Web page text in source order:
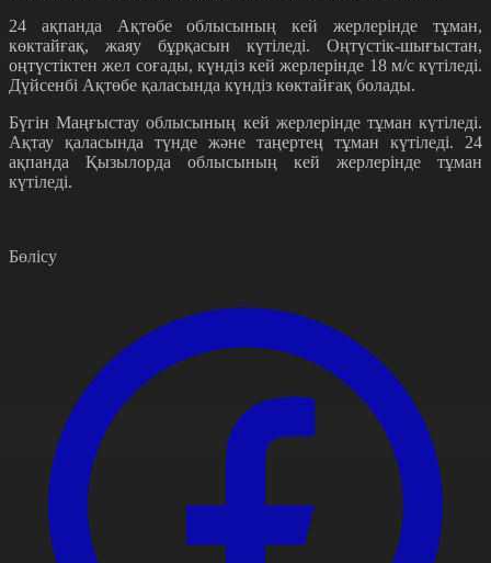
24 ақпанда Ақтөбе облысының кей жерлерінде тұман,
көктайғақ, жаяу бұрқасын күтіледі. Оңтүстік-шығыстан,
оңтүстіктен жел соғады, күндіз кей жерлерінде 18 м/с күтіледі.
Дүйсенбі Ақтөбе қаласында күндіз көктайғақ болады.
Бүгін Маңғыстау облысының кей жерлерінде тұман күтіледі.
Ақтау қаласында түнде және таңертең тұман күтіледі. 24
ақпанда Қызылорда облысының кей жерлерінде тұман
күтіледі.
Бөлісу